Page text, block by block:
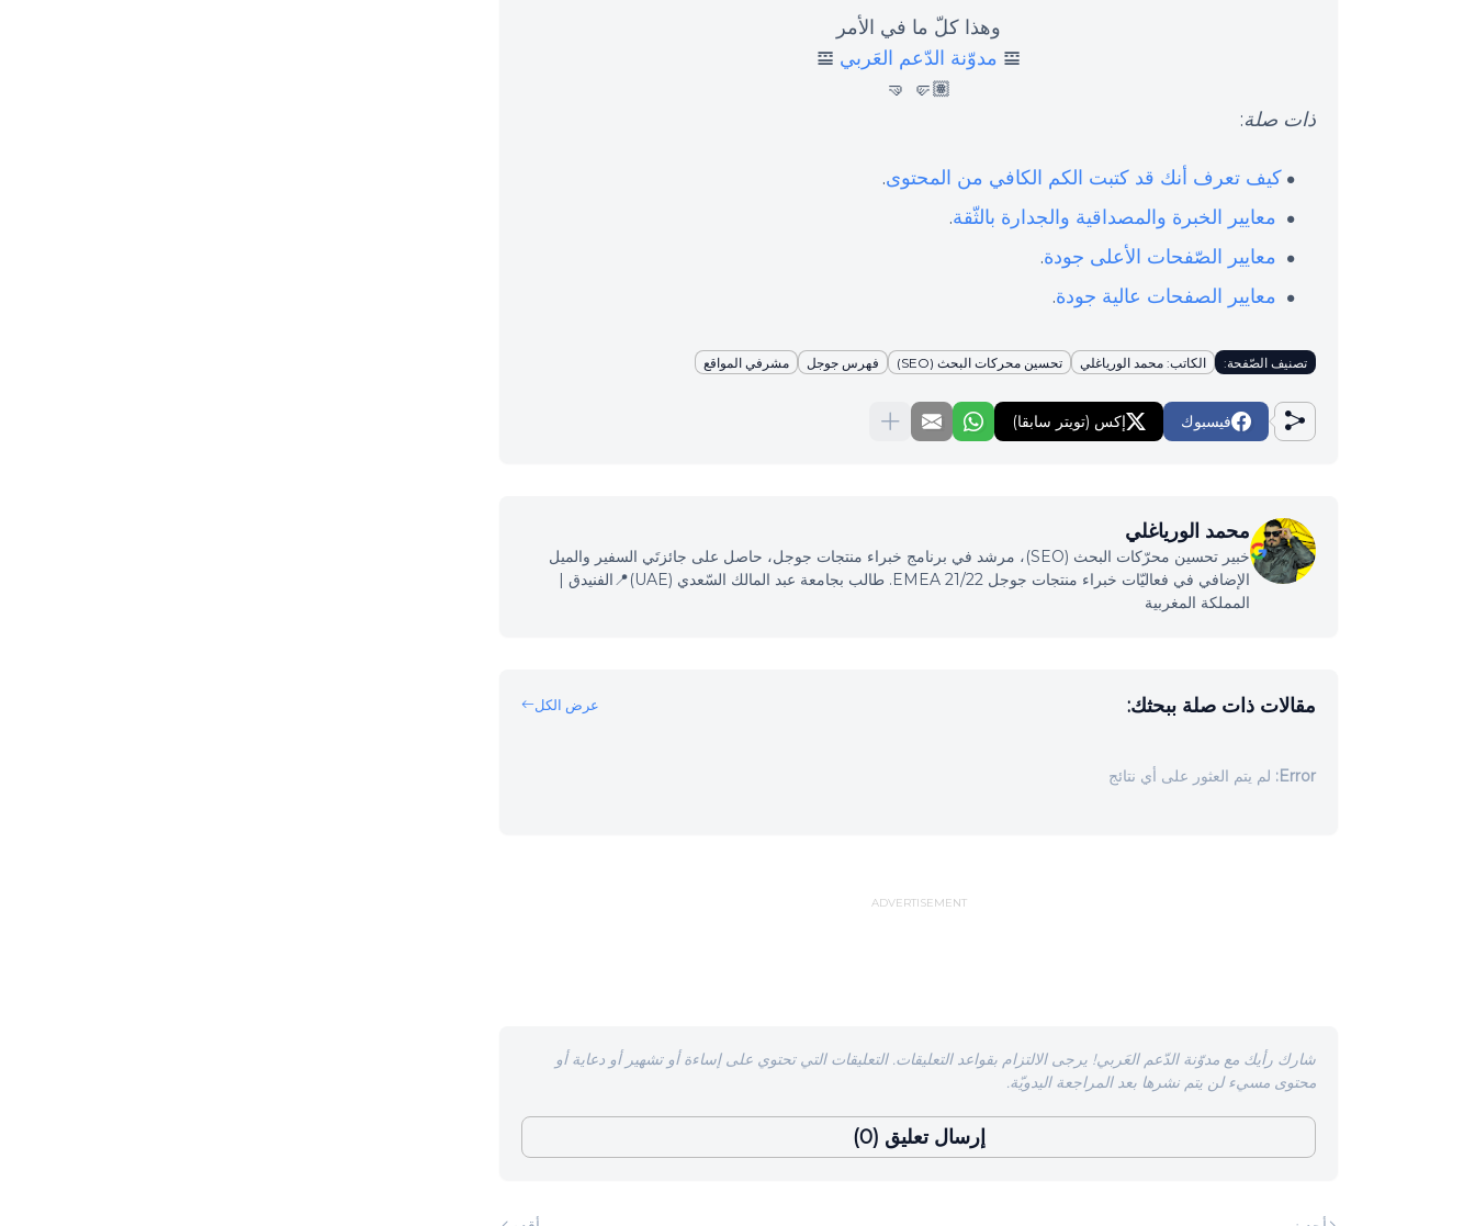
وهذا كلّ ما في الأمر
𝌘 مدوّنة الدّعم العَربي 𝌘
🤛🏽 🤜
ذات صلة:
كيف تعرف أنك قد كتبت الكم الكافي من المحتوى.
معايير الخبرة والمصداقية والجدارة بالثّقة.
معايير الصّفحات الأعلى جودة.
معايير الصفحات عالية جودة.
تصنيف الصّفحة: الكاتب: محمد الورياغلي تحسين محركات البحث (SEO) فهرس جوجل مشرفي المواقع
فيسبوك إكس (تويتر سابقا)
محمد الورياغلي
خبير تحسين محرّكات البحث (SEO)، مرشد في برنامج خبراء منتجات جوجل، حاصل على جائزتَي السفير والميل
الإضافي في فعاليّات خبراء منتجات جوجل EMEA 21/22. طالب بجامعة عبد المالك السّعدي (UAE)📍الفنيدق |
المملكة المغربية
مقالات ذات صلة ببحثك: عرض الكل
Error: لم يتم العثور على أي نتائج
ADVERTISEMENT
شارك رأيك مع مدوّنة الدّعم العَربي! يرجى الالتزام بقواعد التعليقات. التعليقات التي تحتوي على إساءة أو تشهير أو دعاية أو
محتوى مسيء لن يتم نشرها بعد المراجعة اليدويّة.
إرسال تعليق (0)